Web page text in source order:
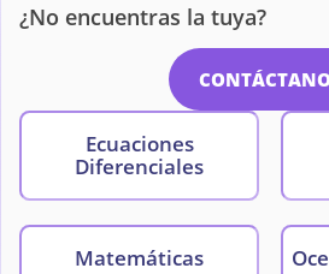
¿No encuentras la tuya?
Ecuaciones
Diferenciales
Matemáticas